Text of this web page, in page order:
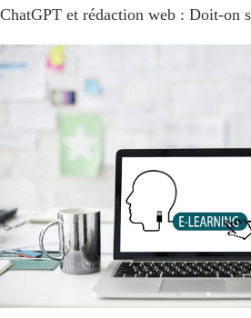
ChatGPT et rédaction web : Doit-on